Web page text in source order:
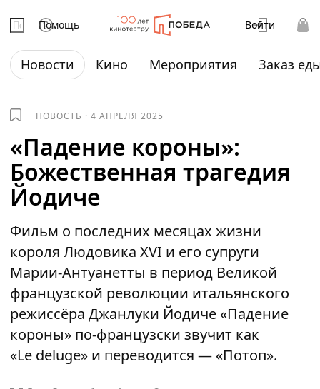
Помощь Войти
Новости Кино Мероприятия Заказ
НОВОСТЬ ·4 АПРЕЛЯ 2025
«Падение короны»:
Божественная трагедия
Йодиче
Фильм о последних месяцах жизни
короля Людовика XVI и его супруги
Марии-Антуанетты в период Великой
французской революции итальянского
режиссёра Джанлуки Йодиче «Падение
короны» по-французски звучит как
«Le deluge» и переводится — «Потоп».